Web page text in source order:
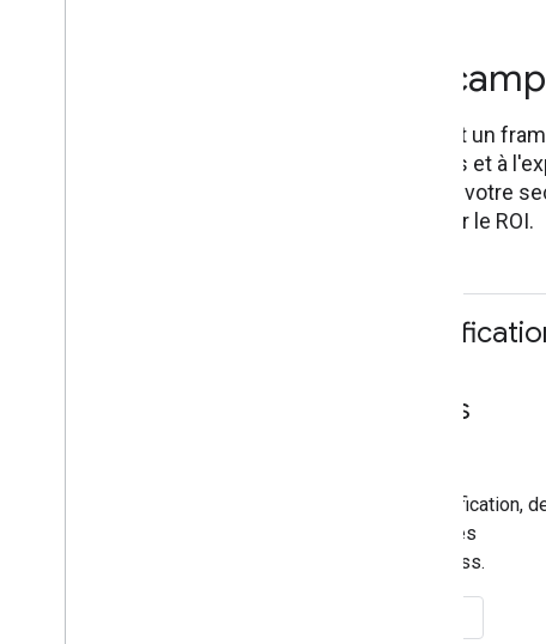
Playbooks de
Ces playbooks fournissent un
de la planification aux tests et à
d'inspiration spécifiques à votre
l'engagement et maximiser le ROI.
Playbook de
d'optimisation des
Consultez le guide de planification,
mesure et d'optimisation des
campagnes RCS for Business.